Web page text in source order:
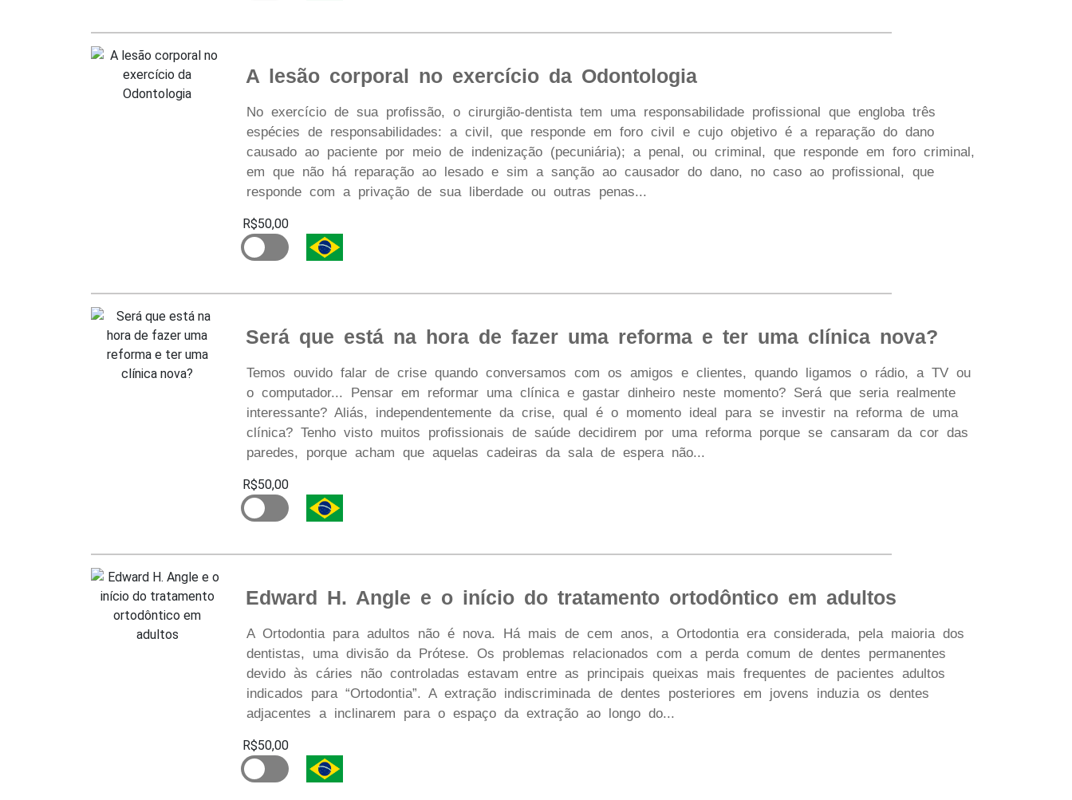
A lesão corporal no exercício da Odontologia
No exercício de sua profissão, o cirurgião-dentista tem uma responsabilidade profissional que engloba três
espécies de responsabilidades: a civil, que responde em foro civil e cujo objetivo é a reparação do dano
causado ao paciente por meio de indenização (pecuniária); a penal, ou criminal, que responde em foro criminal,
em que não há reparação ao lesado e sim a sanção ao causador do dano, no caso ao profissional, que
responde com a privação de sua liberdade ou outras penas...
R$50,00
Será que está na hora de fazer uma reforma e ter uma clínica nova?
Temos ouvido falar de crise quando conversamos com os amigos e clientes, quando ligamos o rádio, a TV ou
o computador... Pensar em reformar uma clínica e gastar dinheiro neste momento? Será que seria realmente
interessante? Aliás, independentemente da crise, qual é o momento ideal para se investir na reforma de uma
clínica? Tenho visto muitos profissionais de saúde decidirem por uma reforma porque se cansaram da cor das
paredes, porque acham que aquelas cadeiras da sala de espera não...
R$50,00
Edward H. Angle e o início do tratamento ortodôntico em adultos
A Ortodontia para adultos não é nova. Há mais de cem anos, a Ortodontia era considerada, pela maioria dos
dentistas, uma divisão da Prótese. Os problemas relacionados com a perda comum de dentes permanentes
devido às cáries não controladas estavam entre as principais queixas mais frequentes de pacientes adultos
indicados para “Ortodontia”. A extração indiscriminada de dentes posteriores em jovens induzia os dentes
adjacentes a inclinarem para o espaço da extração ao longo do...
R$50,00